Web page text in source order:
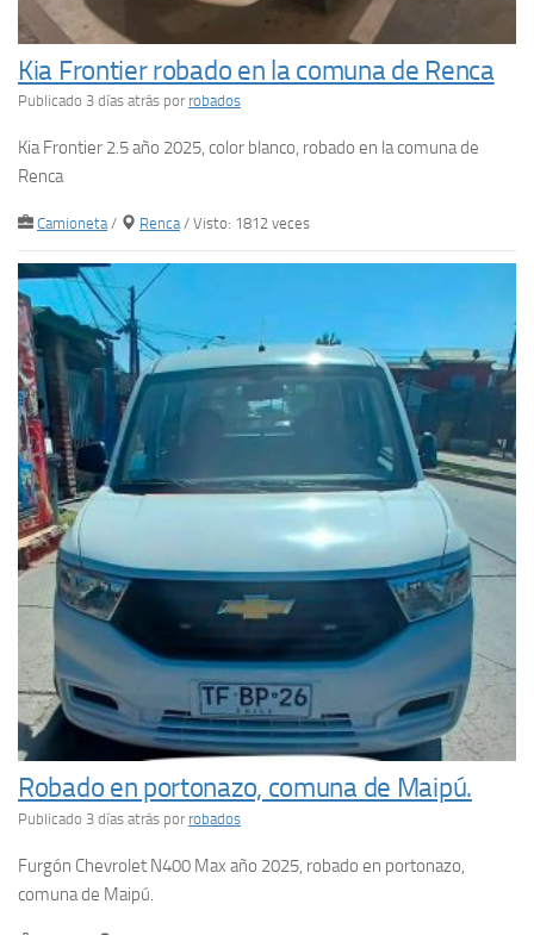
Kia Frontier robado en la comuna de Renca
Publicado 3 días atrás por robados
Kia Frontier 2.5 año 2025, color blanco, robado en la comuna de
Renca
Camioneta/ Renca/ Visto: 1812 veces
Robado en portonazo, comuna de Maipú.
Publicado 3 días atrás por robados
Furgón Chevrolet N400 Max año 2025, robado en portonazo,
comuna de Maipú.